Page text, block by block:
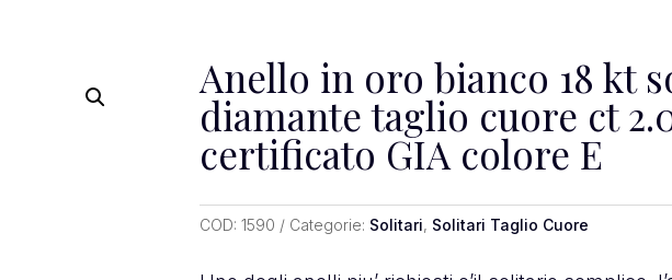
Anello in oro bianco 18 kt
diamante taglio cuore ct
certificato GIA colore E
COD: 1590 Categorie: Solitari, Solitari Taglio Cuore